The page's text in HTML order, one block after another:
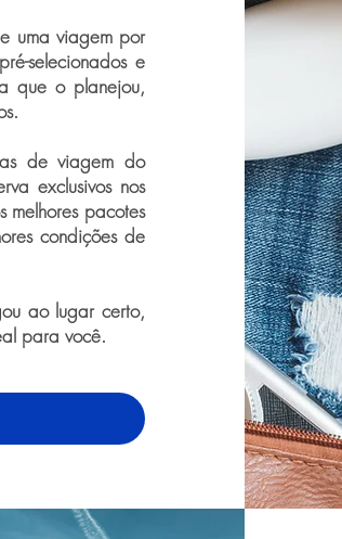
uma viagem por
selecionados e
que o planejou,
de viagem do
exclusivos nos
melhores pacotes
condições de
ao lugar certo,
para você.